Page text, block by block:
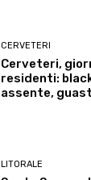
CERVETERI
Cerveteri,
residenti:
assente,
LITORALE